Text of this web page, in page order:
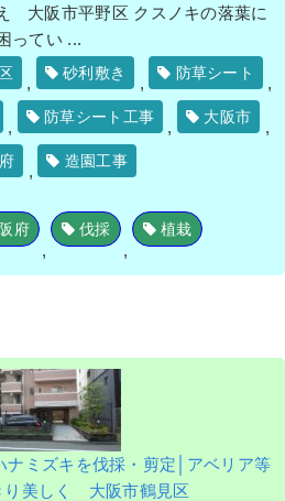
大阪市平野区 クスノキの落葉に
ってい ...
,
砂利敷き
,
防草シート
,
,
防草シート工事
,
大阪市
,
,
造園工事
府
,
伐採
,
植栽
ナミズキを伐採・剪定│アベリア等
り美しく 大阪市鶴見区